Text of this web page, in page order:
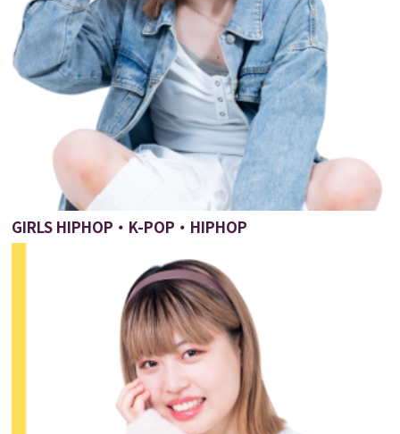
GIRLS HIPHOP・K-POP・HIPHOP